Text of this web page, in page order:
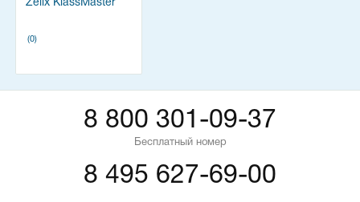
Zelix KlassMaster
(0)
8 800 301-09-37
Бесплатный номер
8 495 627-69-00